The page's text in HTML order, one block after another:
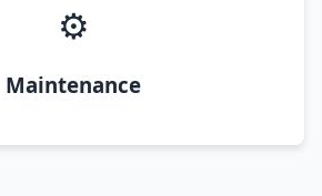
⚙️
Maintenance